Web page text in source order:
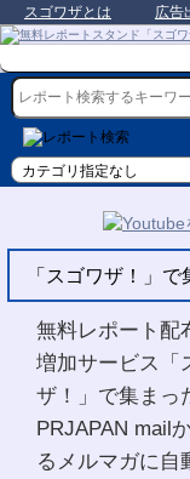
スゴワザとは 広告
「スゴワザ！」
無料レポート配
増加サービス「
ザ！」で集まっ
PRJAPAN mail
るメルマガに自